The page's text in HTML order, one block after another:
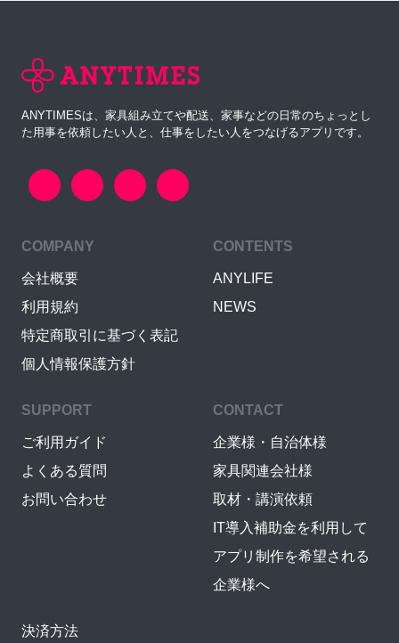
ANYTIMESは、家具組み立てや配送、家事などの日常のちょっとし
た用事を依頼したい人と、仕事をしたい人をつなげるアプリです。
COMPANY
会社概要
利用規約
特定商取引に基づく表記
個人情報保護方針
CONTENTS
ANYLIFE
NEWS
SUPPORT
ご利用ガイド
よくある質問
お問い合わせ
CONTACT
企業様・自治体様
家具関連会社様
取材・講演依頼
IT導入補助金を利用して
アプリ制作を希望される
企業様へ
決済方法